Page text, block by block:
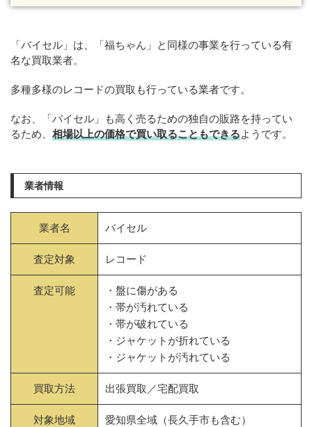
「バイセル」は、「福ちゃん」と同様の事業を行っている有
名な買取業者。
多種多様のレコードの買取も行っている業者です。
なお、「バイセル」も高く売るための独自の販路を持ってい
るため、 相場以上の価格で買い取ることもできるようです。
業者情報
業者名 バイセル
査定対象 レコード
査定可能
・盤に傷がある
・帯が汚れている
・帯が破れている
・ジャケットが折れている
・ジャケットが汚れている
買取方法 出張買取／宅配買取
対象地域 愛知県全域（長久手市も含む）